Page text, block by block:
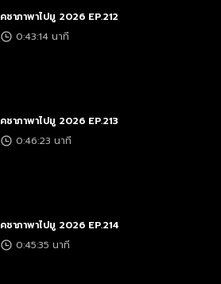
คชาภาพาไปมู 2026 EP.212
0:43:14 นาที
คชาภาพาไปมู 2026 EP.213
0:46:23 นาที
คชาภาพาไปมู 2026 EP.214
0:45:35 นาที